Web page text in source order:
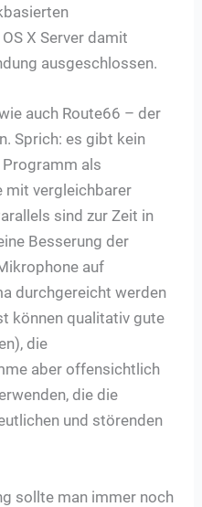
X Server damit
ausgeschlossen.
auch Route66 – der
Sprich: es gibt kein
Programm als
mit vergleichbarer
sind zur Zeit in
Besserung der
auf
durchgereicht werden
können qualitativ gute
die
aber offensichtlich
die die
und störenden
sollte man immer noch